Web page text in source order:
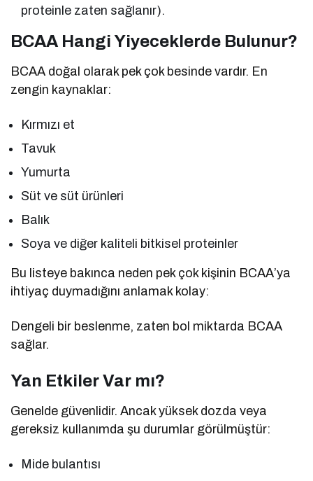
proteinle zaten sağlanır).
BCAA Hangi Yiyeceklerde Bulunur?
BCAA doğal olarak pek çok besinde vardır. En
zengin kaynaklar:
Kırmızı et
Tavuk
Yumurta
Süt ve süt ürünleri
Balık
Soya ve diğer kaliteli bitkisel proteinler
Bu listeye bakınca neden pek çok kişinin BCAA’ya
ihtiyaç duymadığını anlamak kolay:
Dengeli bir beslenme, zaten bol miktarda BCAA
sağlar.
Yan Etkiler Var mı?
Genelde güvenlidir. Ancak yüksek dozda veya
gereksiz kullanımda şu durumlar görülmüştür:
Mide bulantısı